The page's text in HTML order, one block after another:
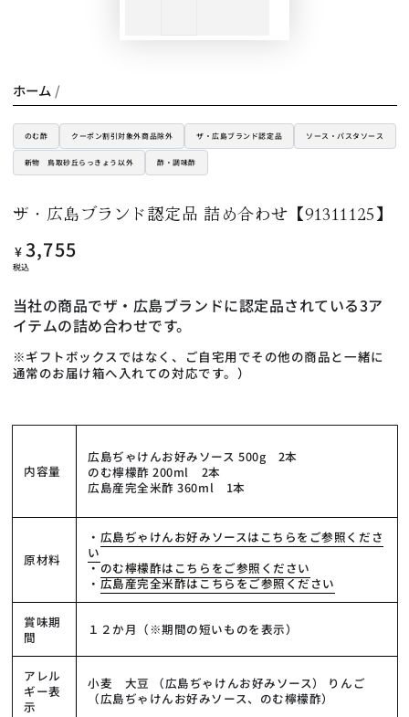
ホーム /
のむ酢 クーポン割引対象外商品除外 ザ・広島ブランド認定品 ソース・パスタソース
新物 鳥取砂丘らっきょう以外 酢・調味酢
ザ・広島ブランド認定品 詰め合わせ【91311125】
定
価
¥ 3,755
税込
当社の商品でザ・広島ブランドに認定品されている3ア
イテムの詰め合わせです。
※ギフトボックスではなく、ご自宅用でその他の商品と一緒に
通常のお届け箱へ入れての対応です。）
内容量
広島ぢゃけんお好みソース 500g 2本
のむ檸檬酢 200ml 2本
広島産完全米酢 360ml 1本
原材料
・ 広島ぢゃけんお好みソースはこちらをご参照くださ
い
・のむ檸檬酢はこちらをご参照ください
・ 広島産完全米酢はこちらをご参照ください
賞味期
間
１２か月（※期間の短いものを表示）
アレル
ギー表
示
小麦 大豆 （広島ぢゃけんお好みソース） りんご
（広島ぢゃけんお好みソース、のむ檸檬酢）